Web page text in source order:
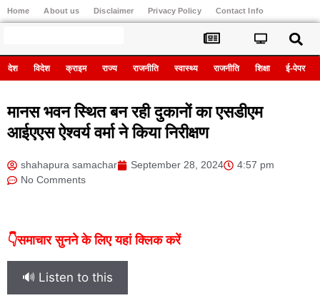
Home About us Disclaimer Privacy Policy Contact Info
देश विदेश क्राइम राज्य राजनीति स्वास्थ्य राजनीति शिक्षा ई-पेपर
मानस भवन स्थित बन रही दुकानों का एसडीएम
आईएएस ऐश्वर्य वर्मा ने किया निरीक्षण
shahapura samachar September 28, 2024
4:57 pm
No Comments
👇समाचार सुनने के लिए यहां क्लिक करें
🔊 Listen to this